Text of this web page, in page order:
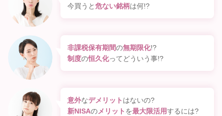
今買うと危ない銘柄は何!?
非課税保有期間の無期限化!?
制度の恒久化ってどういう事!?
意外なデメリット はないの?
新NISAのメリット を最大限活用するには?